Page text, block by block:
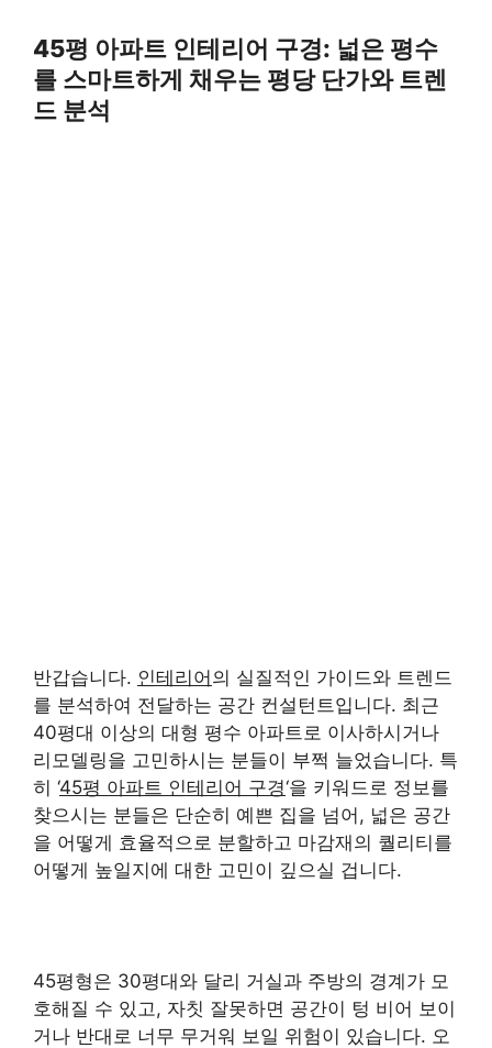
content
45평 아파트 인테리어 구경: 넓은 평수
를 스마트하게 채우는 평당 단가와 트렌
드 분석
반갑습니다. 인테리어 의 실질적인 가이드와 트렌드
를 분석하여 전달하는 공간 컨설턴트입니다. 최근
40평대 이상의 대형 평수 아파트로 이사하시거나
리모델링을 고민하시는 분들이 부쩍 늘었습니다. 특
히 ‘45평 아파트 인테리어 구경‘을 키워드로 정보를
찾으시는 분들은 단순히 예쁜 집을 넘어, 넓은 공간
을 어떻게 효율적으로 분할하고 마감재의 퀄리티를
어떻게 높일지에 대한 고민이 깊으실 겁니다.
45평형은 30평대와 달리 거실과 주방의 경계가 모
호해질 수 있고, 자칫 잘못하면 공간이 텅 비어 보이
거나 반대로 너무 무거워 보일 위험이 있습니다. 오